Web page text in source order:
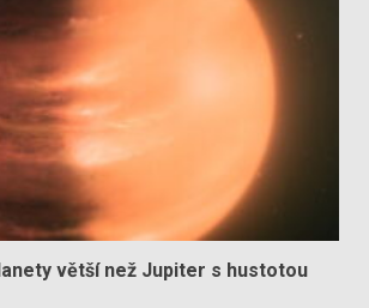
větší než Jupiter s hustotou